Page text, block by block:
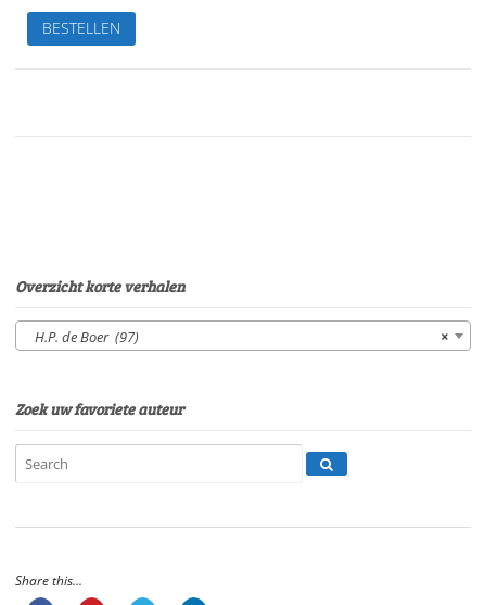
De
kistVan:
H.P.
Sonja
BESTELLEN
Overzicht korte verhalen
×
H.P. de Boer (97)
Zoek uw favoriete auteur
Share this...